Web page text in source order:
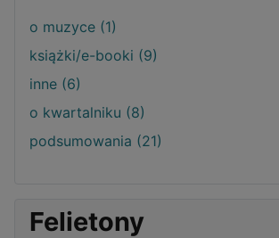
o muzyce (1)
książki/e-booki (9)
inne (6)
o kwartalniku (8)
podsumowania (21)
Felietony